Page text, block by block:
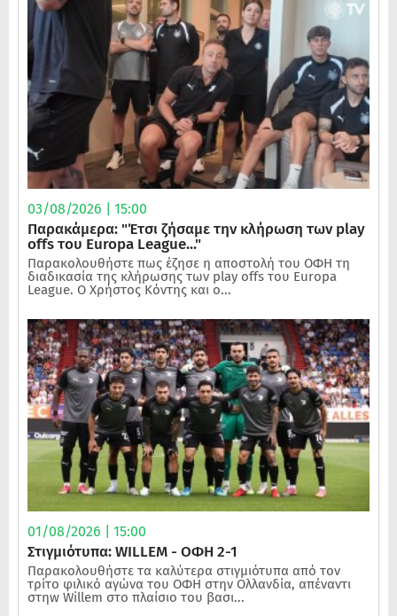
03/08/2026 | 15:00
Παρακάμερα: "Έτσι ζήσαμε την κλήρωση των play
offs του Europa League..."
Παρακολουθήστε πως έζησε η αποστολή του ΟΦΗ τη
διαδικασία της κλήρωσης των play offs του Europa
League. Ο Χρήστος Κόντης και ο...
01/08/2026 | 15:00
Στιγμιότυπα: WILLEM - ΟΦΗ 2-1
Παρακολουθήστε τα καλύτερα στιγμιότυπα από τον
τρίτο φιλικό αγώνα του ΟΦΗ στην Ολλανδία, απέναντι
στηw Willem στο πλαίσιο του βασι...